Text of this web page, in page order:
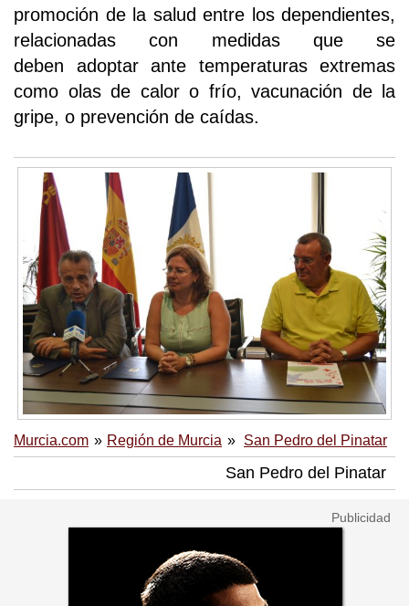
promoción de la salud entre los dependientes,
relacionadas con medidas que se
deben adoptar ante temperaturas extremas
como olas de calor o frío, vacunación de la
gripe, o prevención de caídas.
Murcia.com Región de Murcia San Pedro del Pinatar
San Pedro del Pinatar